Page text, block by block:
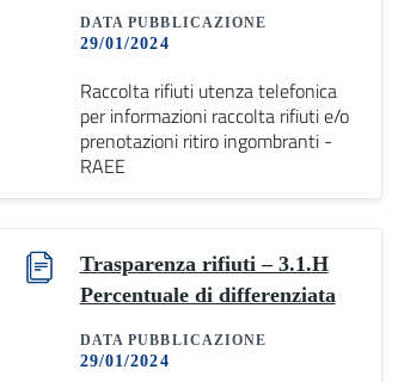
DATA PUBBLICAZIONE
29/01/2024
Raccolta rifiuti utenza telefonica
per informazioni raccolta rifiuti e/o
prenotazioni ritiro ingombranti -
RAEE
Trasparenza rifiuti – 3.1.H
Percentuale di differenziata
DATA PUBBLICAZIONE
29/01/2024